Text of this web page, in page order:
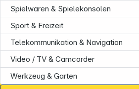
Spielwaren & Spielekonsolen
Sport & Freizeit
Telekommunikation & Navigation
Video / TV & Camcorder
Werkzeug & Garten